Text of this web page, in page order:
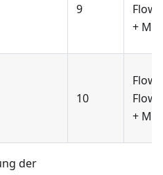
9
+
10
+
der